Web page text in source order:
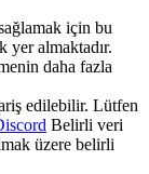
için bu
yer almaktadır.
daha fazla
edilebilir. Lütfen
Belirli veri
üzere belirli